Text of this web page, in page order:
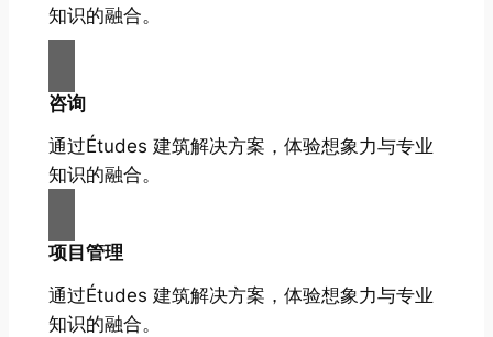
知识的融合。
咨询
通过Études 建筑解决方案，体验想象力与专业
知识的融合。
项目管理
通过Études 建筑解决方案，体验想象力与专业
知识的融合。